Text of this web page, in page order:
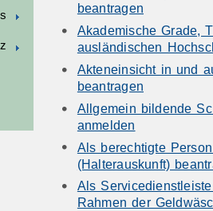
beantragen
Akademische Grade,
ausländischen
Akteneinsicht in und
beantragen
Allgemein bildende
anmelden
Als berechtigte
(Halterauskunft)
Als
Rahmen der